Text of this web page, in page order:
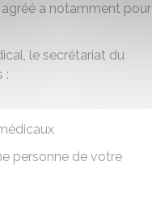
a notamment pour
le secrétariat du
:
personne de votre